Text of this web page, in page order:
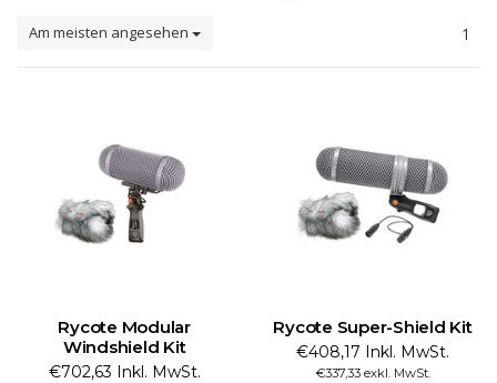
Am meisten angesehen 1
Rycote Modular
Windshield Kit
€702,63 Inkl. MwSt.
Rycote Super-Shield Kit
€408,17 Inkl. MwSt.
€337,33 exkl. MwSt.